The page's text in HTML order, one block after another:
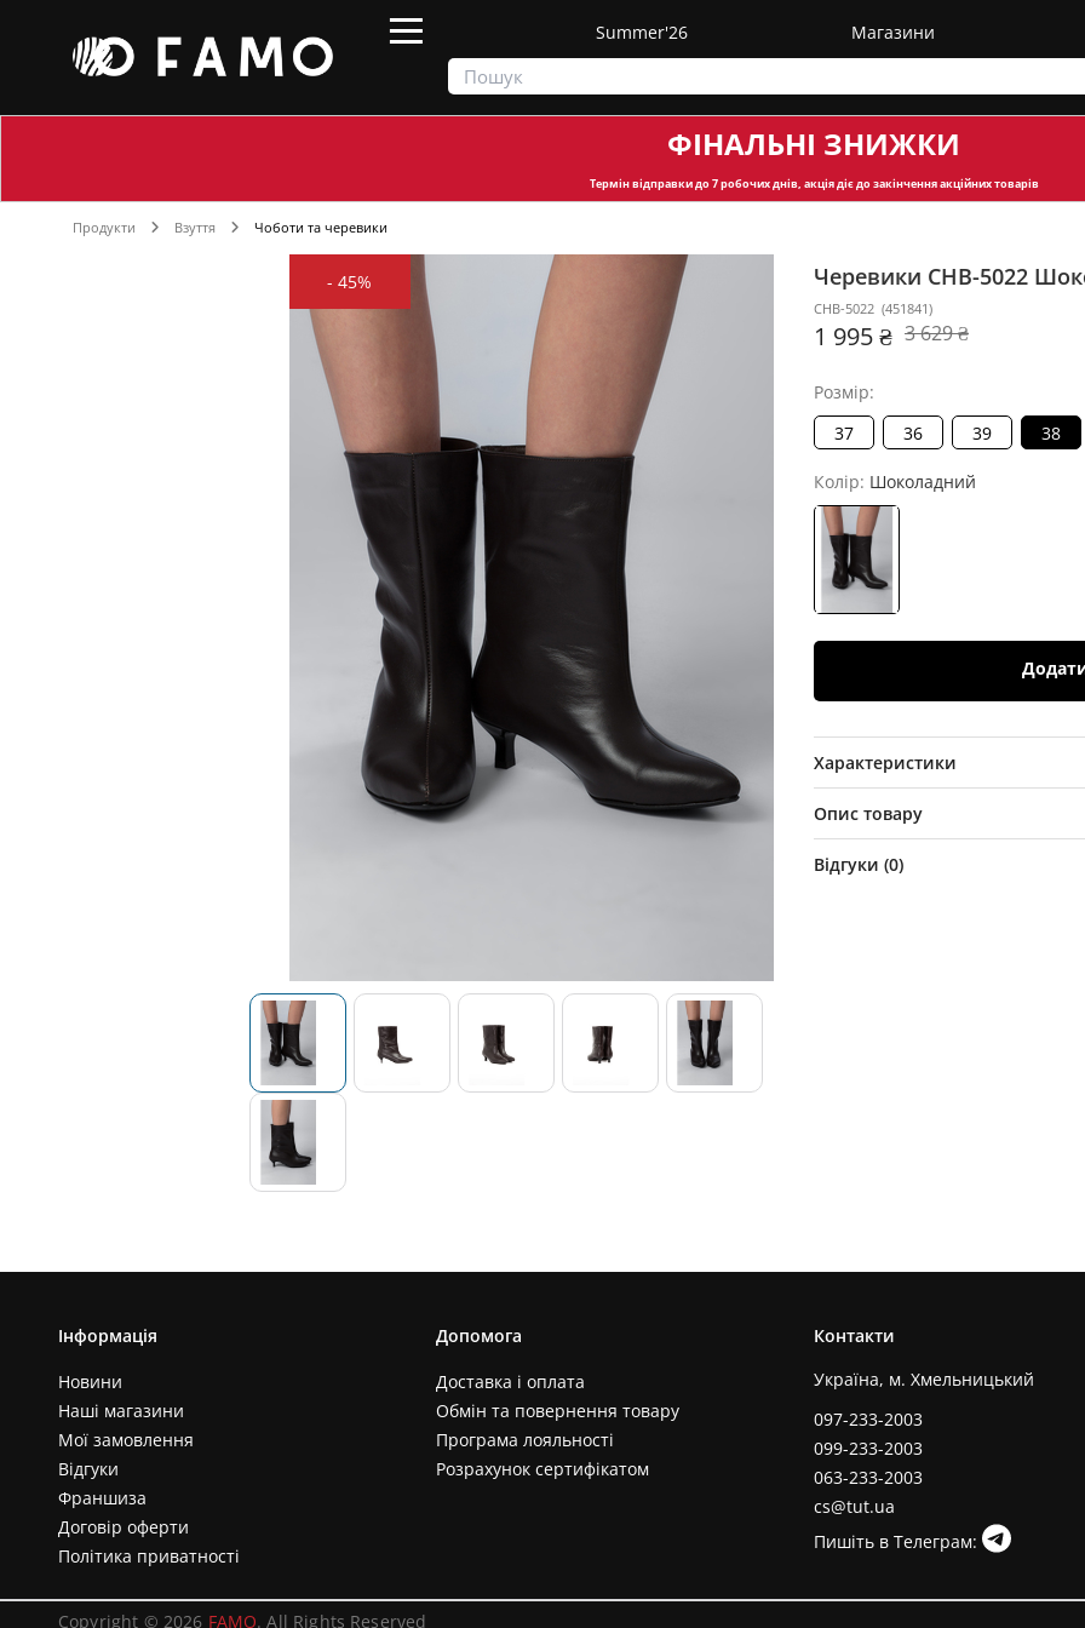
Summer'26 Магазини
ФІНАЛЬНІ ЗНИЖКИ
Термін відправкидо 7 робочих днів, акція діє до закінчення акційних товарів
Продукти Взуття Чоботи та черевики
-45% Черевики CHB-5022
CHB-5022 (451841)
1 995 ₴ 3 629 ₴
Розмір:
37
36 39 38
Колір: Шоколадний
Характеристики
Опис товару
Відгуки (0)
Інформація
Новини
Наші магазини
Мої замовлення
Відгуки
Франшиза
Договір оферти
Політика приватності
Допомога
Доставка і оплата
Обмін та повернення товару
Програма лояльності
Розрахунок сертифікатом
Контакти
Україна, м. Хмельницький
097-233-2003
099-233-2003
063-233-2003
cs@tut.ua
Пишіть в Телеграм:
Copyright © 2026 FAMO. All Rights Reserved